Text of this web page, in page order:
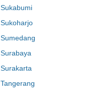
Sukabumi
Sukoharjo
Sumedang
Surabaya
Surakarta
Tangerang